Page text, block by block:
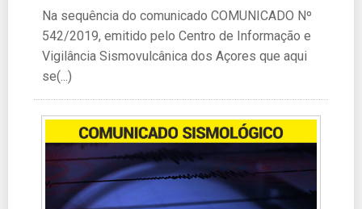
Na sequência do comunicado COMUNICADO Nº
542/2019, emitido pelo Centro de Informação e
Vigilância Sismovulcânica dos Açores que aqui
se(...)